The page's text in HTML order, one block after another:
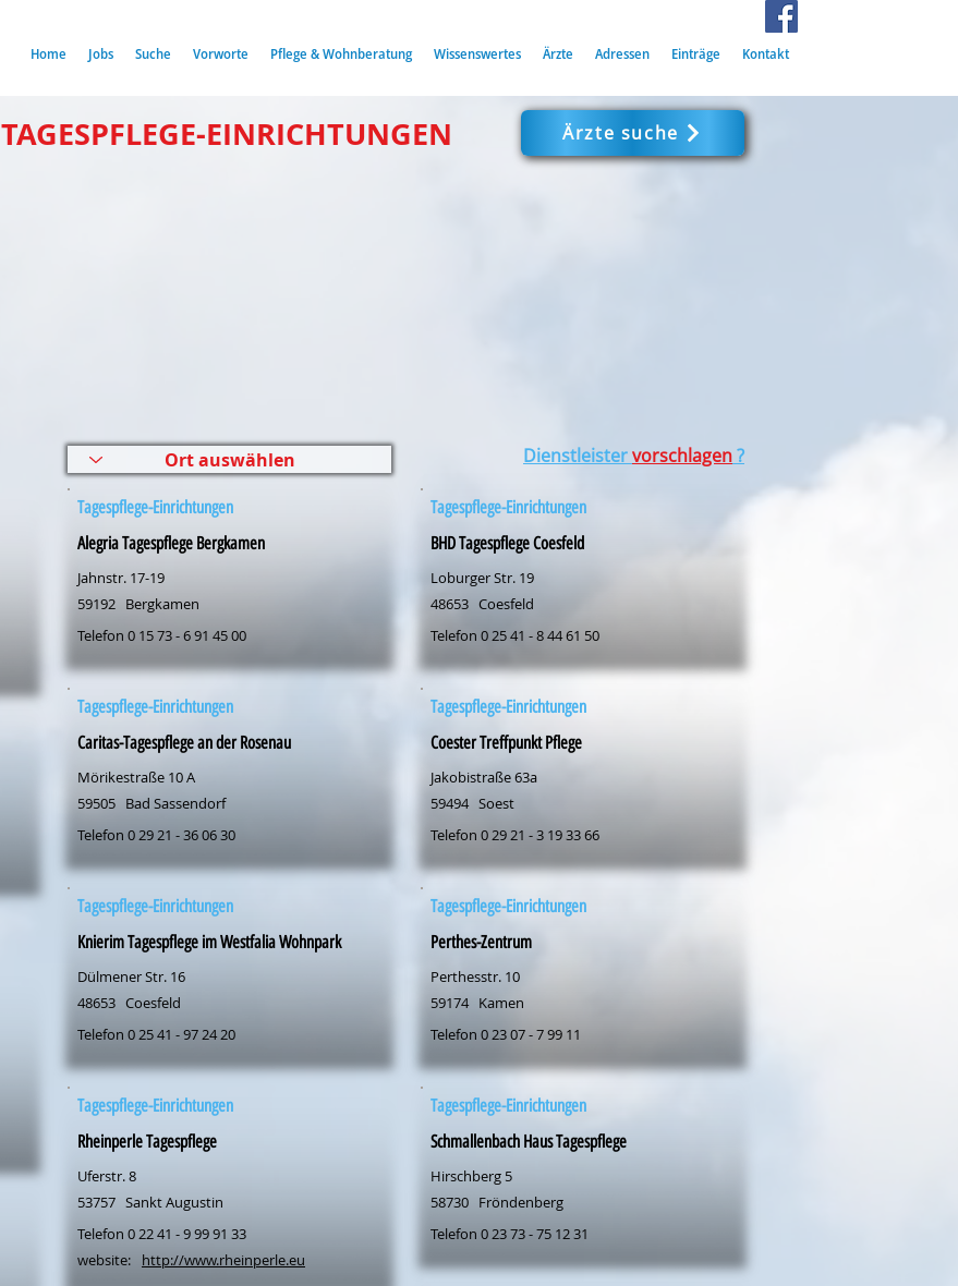
Home Jobs Suche Vorworte Pflege & Wohnberatung Wissenswertes Ärzte Adressen Einträge Kontakt
TAGESPFLEGE-EINRICHTUNGEN Ärzte suche
Dienstleistervorschlagen?
Tagespflege-Einrichtungen
Alegria Tagespflege Bergkamen
Jahnstr. 17-19
59192 Bergkamen
Telefon 0 15 73 - 6 91 45 00
Tagespflege-Einrichtungen
Caritas-Tagespflege an der Rosenau
Mörikestraße 10 A
59505 Bad Sassendorf
Telefon 0 29 21 - 36 06 30
Tagespflege-Einrichtungen
Knierim Tagespflege im Westfalia Wohnpark
Dülmener Str. 16
48653 Coesfeld
Telefon 0 25 41 - 97 24 20
Tagespflege-Einrichtungen
Rheinperle Tagespflege
Uferstr. 8
53757 Sankt Augustin
Telefon 0 22 41 - 9 99 91 33
website:
http://www.rheinperle.eu
Tagespflege-Einrichtungen
BHD Tagespflege Coesfeld
Loburger Str. 19
48653 Coesfeld
Telefon 0 25 41 - 8 44 61 50
Tagespflege-Einrichtungen
Coester Treffpunkt Pflege
Jakobistraße 63a
59494 Soest
Telefon 0 29 21 - 3 19 33 66
Tagespflege-Einrichtungen
Perthes-Zentrum
Perthesstr. 10
59174 Kamen
Telefon 0 23 07 - 7 99 11
Tagespflege-Einrichtungen
Schmallenbach Haus Tagespflege
Hirschberg 5
58730 Fröndenberg
Telefon 0 23 73 - 75 12 31